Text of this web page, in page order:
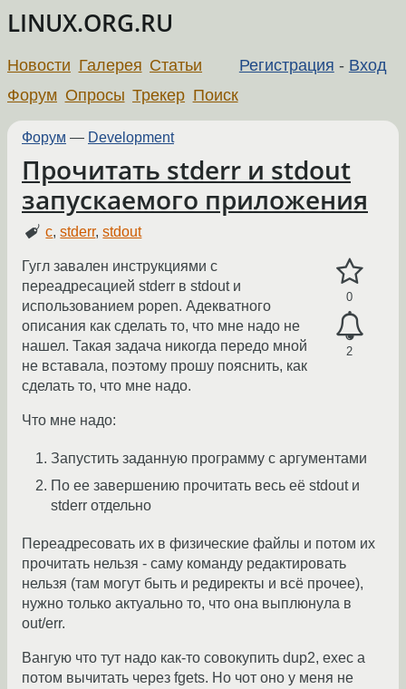
LINUX.ORG.RU
Регистрация - Вход
Новости Галерея Статьи
Форум Опросы Трекер Поиск
Форум — Development
Прочитать stderr и stdout
запускаемого приложения
c,stderr,stdout
0
2
Гугл завален инструкциями с
переадресацией stderr в stdout и
использованием popen. Адекватного
описания как сделать то, что мне надо не
нашел. Такая задача никогда передо мной
не вставала, поэтому прошу пояснить, как
сделать то, что мне надо.
Что мне надо:
Запустить заданную программу с аргументами
По ее завершению прочитать весь её stdout и
stderr отдельно
Переадресовать их в физические файлы и потом их
прочитать нельзя - саму команду редактировать
нельзя (там могут быть и редиректы и всё прочее),
нужно только актуально то, что она выплюнула в
out/err.
Вангую что тут надо как-то совокупить dup2, exec а
потом вычитать через fgets. Но чот оно у меня не